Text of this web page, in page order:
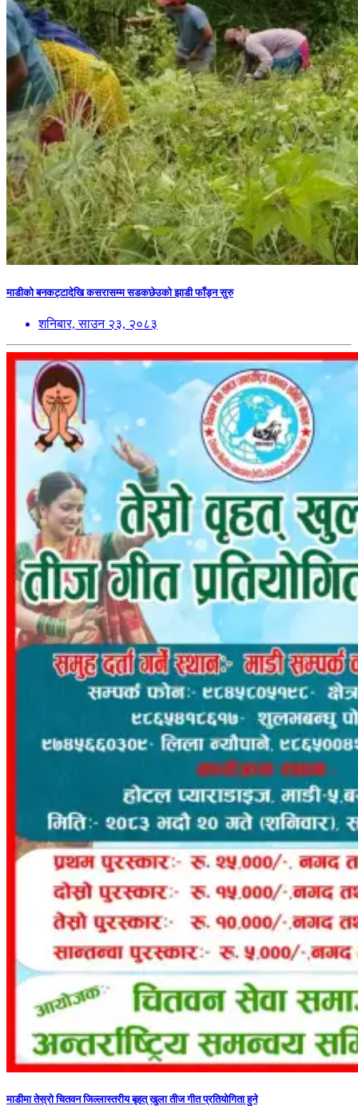
माडीको बनकट्टादेखि कसरासम्म सडकछेउको झाडी फाँड्न सुरु
शनिबार, साउन २३, २०८३
माडीमा तेस्रो चितवन जिल्लास्तरीय बृहत् खुला तीज गीत प्रतियोगिता हुने